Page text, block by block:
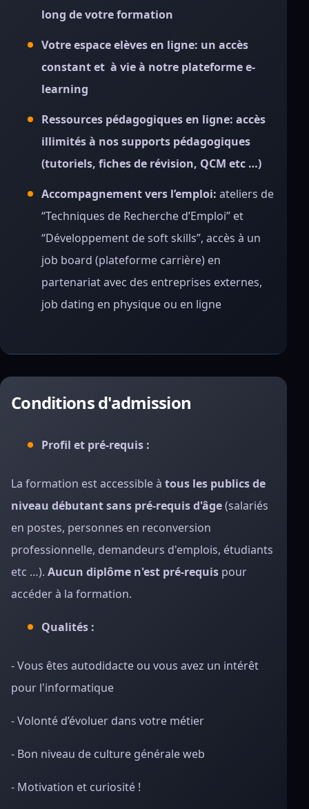
long de votre formation
Votre espace elèves en ligne: un accès
constant et à vie à notre plateforme e-
learning
Ressources pédagogiques en ligne: accès
illimités à nos supports pédagogiques
(tutoriels, fiches de révision, QCM etc …)
Accompagnement vers l’emploi: ateliers de
“Techniques de Recherche d’Emploi” et
“Développement de soft skills”, accès à un
job board (plateforme carrière) en
partenariat avec des entreprises externes,
job dating en physique ou en ligne
Conditions d'admission
Profil et pré-requis :
La formation est accessible à tous les publics de
niveau débutant sans pré-requis d'âge(salariés
en postes, personnes en reconversion
professionnelle, demandeurs d'emplois, étudiants
etc …). Aucun diplôme n'est pré-requis pour
accéder à la formation.
Qualités :
- Vous êtes autodidacte ou vous avez un intérêt
pour l'informatique
- Volonté d’évoluer dans votre métier
- Bon niveau de culture générale web
- Motivation et curiosité !